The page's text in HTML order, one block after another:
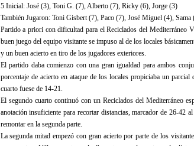
5 Inicial: José (3), Toni G. (7), Alberto (7), Ricky (6), Jorge (3)
También Jugaron: Toni Gisbert (7), Paco (7), José Miguel (4),
Partido a priori con dificultad para el Reciclados del Mediterráneo
buen juego del equipo visitante se impuso al de los locales
y un buen acierto en tiro de los jugadores exteriores.
El partido daba comienzo con una gran igualdad para ambos
porcentaje de acierto en ataque de los locales propiciaba un
cuarto fuese de 14-21.
El segundo cuarto continuó con un Reciclados del Mediterráneo
anotación insuficiente para recortar distancias, marcador de 26-42
remontar en la segunda parte.
La segunda mitad empezó con gran acierto por parte de los